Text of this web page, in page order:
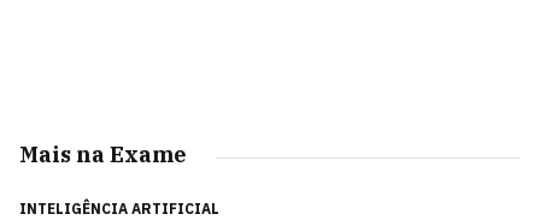
Mais na Exame
INTELIGÊNCIA ARTIFICIAL